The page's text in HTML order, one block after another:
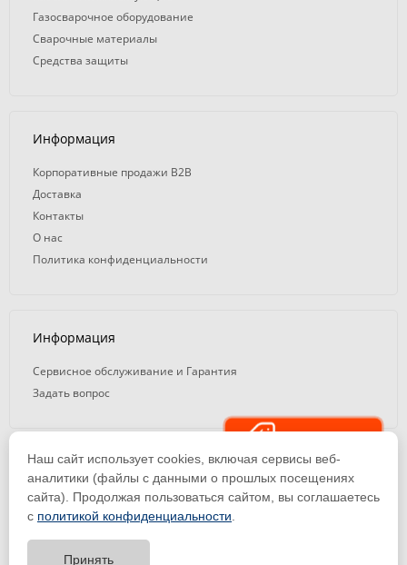
Газосварочное оборудование
Сварочные материалы
Средства защиты
Информация
Корпоративные продажи B2B
Доставка
Контакты
О нас
Политика конфиденциальности
Информация
Сервисное обслуживание и Гарантия
Задать вопрос
© 2008 — 2026. ООО «ТК Вэлд Плюс»
Email: ideasvarki@wp116.ru
Тел.: 8 800 101-08-75 (с 10:00 до 19:00)
ООО «Торговая Компания Вэлд Плюс» | ИНН 1650288518 | ОГРН
1141650012184
Наш сайт использует cookies, включая сервисы веб-
аналитики (файлы с данными о прошлых посещениях
сайта). Продолжая пользоваться сайтом, вы соглашаетесь
с политикой конфиденциальности
Принять